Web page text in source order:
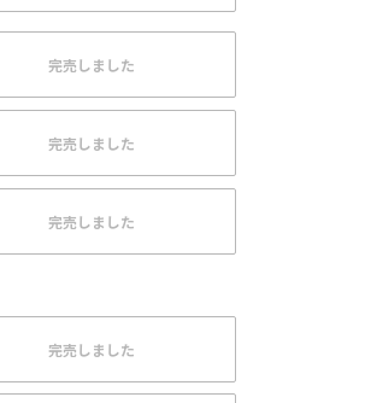
完売しました
完売しました
完売しました
完売しました